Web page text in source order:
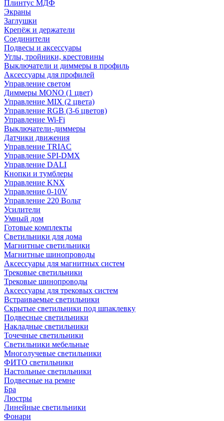
Плинтус МДФ
Экраны
Заглушки
Крепёж и держатели
Соединители
Подвесы и аксессуары
Углы, тройники, крестовины
Выключатели и диммеры в профиль
Аксессуары для профилей
Управление светом
Диммеры MONO (1 цвет)
Управление MIX (2 цвета)
Управление RGB (3-6 цветов)
Управление Wi-Fi
Выключатели-диммеры
Датчики движения
Управление TRIAC
Управление SPI-DMX
Управление DALI
Кнопки и тумблеры
Управление KNX
Управление 0-10V
Управление 220 Вольт
Усилители
Умный дом
Готовые комплекты
Светильники для дома
Магнитные светильники
Магнитные шинопроводы
Аксессуары для магнитных систем
Трековые светильники
Трековые шинопроводы
Аксессуары для трековых систем
Встраиваемые светильники
Скрытые светильники под шпаклевку
Подвесные светильники
Накладные светильники
Точечные светильники
Светильники мебельные
Многолучевые светильники
ФИТО светильники
Настольные светильники
Подвесные на ремне
Бра
Люстры
Линейные светильники
Фонари